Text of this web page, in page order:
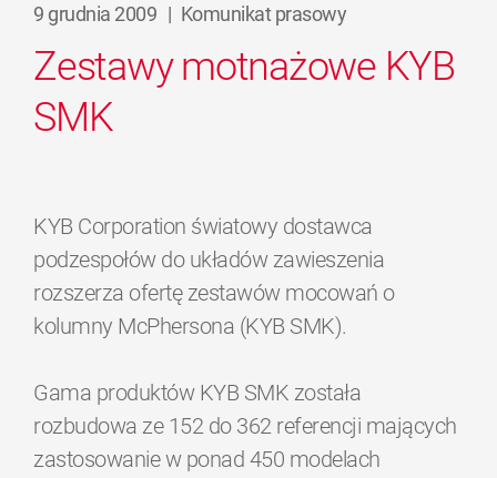
9 grudnia 2009 | Komunikat prasowy
Zestawy motnażowe KYB
SMK
KYB Corporation światowy dostawca
podzespołów do układów zawieszenia
rozszerza ofertę zestawów mocowań o
kolumny McPhersona (KYB SMK).
Gama produktów KYB SMK została
rozbudowa ze 152 do 362 referencji mających
zastosowanie w ponad 450 modelach